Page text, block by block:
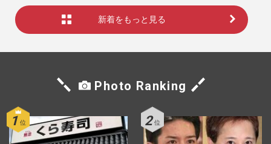
新着をもっと見る
Photo Ranking